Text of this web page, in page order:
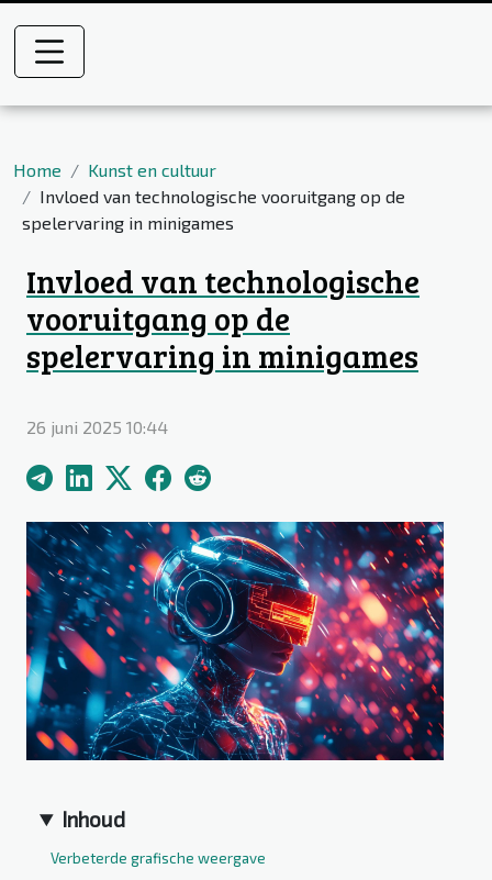
Home
Kunst en cultuur
Invloed van technologische vooruitgang op de
spelervaring in minigames
Invloed van technologische
vooruitgang op de
spelervaring in minigames
26 juni 2025 10:44
Inhoud
Verbeterde grafische weergave